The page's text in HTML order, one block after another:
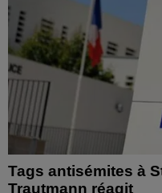
Tags antisémites à
Trautmann réagit